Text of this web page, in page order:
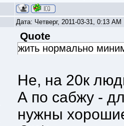
Дата: Четверг, 2011-03-31, 0:13
Quote
жить нормально
Не, на 20к
А по сабжу -
нужны